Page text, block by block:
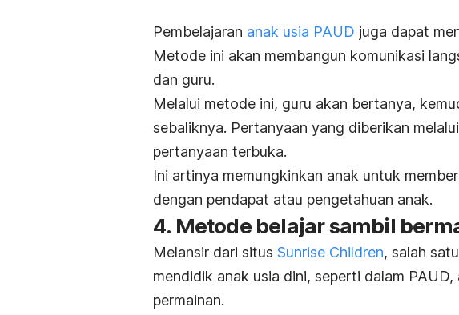
Pembelajaran anak usia PAUD juga dapat
Metode ini akan membangun komunikasi
dan guru.
Melalui metode ini, guru akan bertanya,
sebaliknya. Pertanyaan yang diberikan
pertanyaan terbuka.
Ini artinya memungkinkan anak untuk
dengan pendapat atau pengetahuan anak.
4. Metode belajar sambil
Melansir dari situs Sunrise Children, salah
mendidik anak usia dini, seperti dalam
permainan.